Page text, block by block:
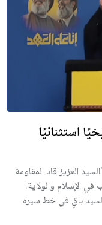
استثنائيًا
العزيز قاد المقاومة
في الإسلام والولاية،
باقٍ في خط سيره